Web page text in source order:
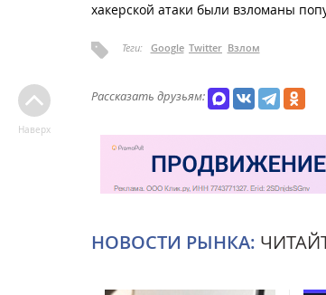
хакерской атаки были взломаны
Теги: Google Twitter Взлом
Рассказать друзьям:
НОВОСТИ РЫНКА:
Наверх